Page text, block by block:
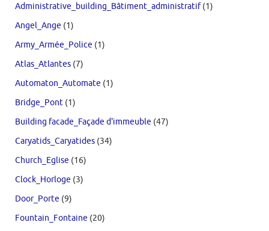
Administrative_building_Bâtiment_administratif(1)
Angel_Ange (1)
Army_Armée_Police (1)
Atlas_Atlantes (7)
Automaton_Automate (1)
Bridge_Pont (1)
Building facade_Façade d'immeuble (47)
Caryatids_Caryatides (34)
Church_Eglise (16)
Clock_Horloge (3)
Door_Porte (9)
Fountain_Fontaine (20)